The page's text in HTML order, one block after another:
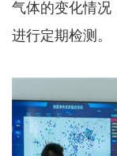
气体的变化情况
进行定期检测。